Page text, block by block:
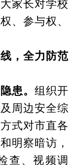
家长对学校
、参与权、
，全力防范
患。组织开
周边安全综
式对市直各
明察暗访，
查、视频调